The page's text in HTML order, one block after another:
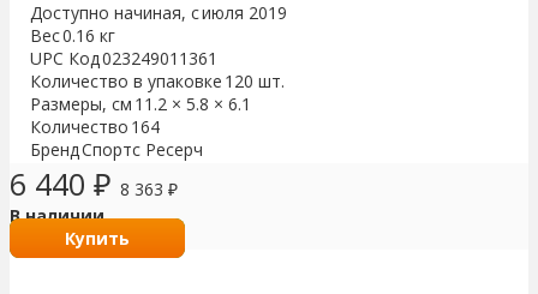
Доступно начиная, сиюля 2019
Вес0.16 кг
UPC Код023249011361
Количество в упаковке 120 шт.
Размеры, см 11.2 × 5.8 × 6.1
Количество 164
БрендСпортс Ресерч
6 440 ₽ 8 363 ₽
В наличии
Купить